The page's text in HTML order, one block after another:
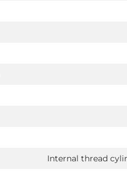
Internal thread